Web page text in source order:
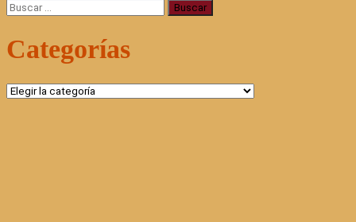
Buscar:
Categorías
Categorías